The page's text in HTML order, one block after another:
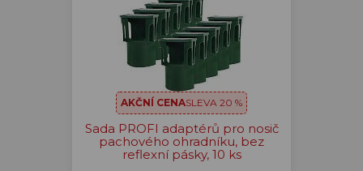
AKČNÍ CENASLEVA 20 %
Sada PROFI adaptérů pro nosič
pachového ohradníku, bez
reflexní pásky, 10 ks